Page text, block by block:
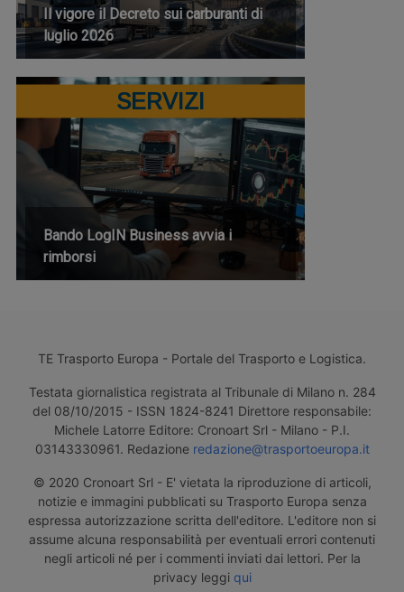
Il vigore il Decreto sui carburanti di
luglio 2026
SERVIZI
Bando LogIN Business avvia i
rimborsi
TE Trasporto Europa - Portale del Trasporto e Logistica.
Testata giornalistica registrata al Tribunale di Milano n. 284
del 08/10/2015 - ISSN 1824-8241 Direttore responsabile:
Michele Latorre Editore: Cronoart Srl - Milano - P.I.
03143330961. Redazione redazione@trasportoeuropa.it
© 2020 Cronoart Srl - E' vietata la riproduzione di articoli,
notizie e immagini pubblicati su Trasporto Europa senza
espressa autorizzazione scritta dell'editore. L'editore non si
assume alcuna responsabilità per eventuali errori contenuti
negli articoli né per i commenti inviati dai lettori. Per la
privacy leggi qui